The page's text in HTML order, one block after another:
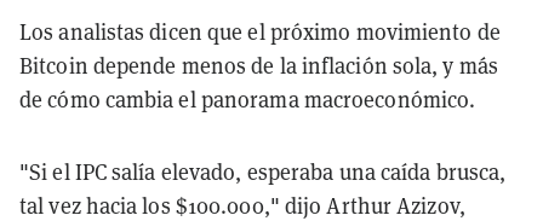
Los analistas dicen que el próximo movimiento de
Bitcoin depende menos de la inflación sola, y más
de cómo cambia el panorama macroeconómico.
"Si el IPC salía elevado, esperaba una caída brusca,
tal vez hacia los $100.000," dijo Arthur Azizov,